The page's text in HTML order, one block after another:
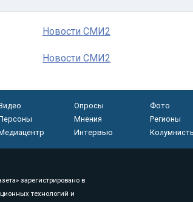
Новости СМИ2
Новости СМИ2
Опросы
Фото
Мнения
Регионы
Интервью
зарегистрировано в
технологий и